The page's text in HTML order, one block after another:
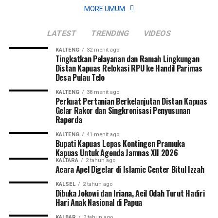
MORE UMUM
LATEST TRENDING VIDEOS
KALTENG 32 menit ago
Tingkatkan Pelayanan dan Ramah Lingkungan
Distan Kapuas Relokasi RPU ke Handil Parimas
Desa Pulau Telo
KALTENG 38 menit ago
Perkuat Pertanian Berkelanjutan Distan Kapuas
Gelar Rakor dan Singkronisasi Penyusunan
Raperda
KALTENG 41 menit ago
Bupati Kapuas Lepas Kontingen Pramuka
Kapuas Untuk Agenda Jamnas XII 2026
KALTARA 2 tahun ago
Acara Apel Digelar di Islamic Center Bitul Izzah
KALSEL 2 tahun ago
Dibuka Jokowi dan Iriana, Acil Odah Turut Hadiri
Hari Anak Nasional di Papua